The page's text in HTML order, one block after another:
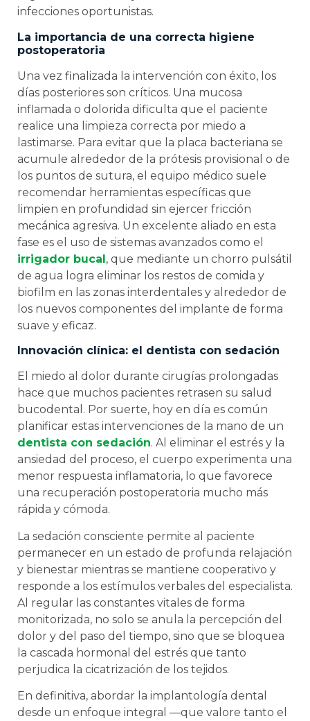
infecciones oportunistas.
La importancia de una correcta higiene
postoperatoria
Una vez finalizada la intervención con éxito, los
días posteriores son críticos. Una mucosa
inflamada o dolorida dificulta que el paciente
realice una limpieza correcta por miedo a
lastimarse. Para evitar que la placa bacteriana se
acumule alrededor de la prótesis provisional o de
los puntos de sutura, el equipo médico suele
recomendar herramientas específicas que
limpien en profundidad sin ejercer fricción
mecánica agresiva. Un excelente aliado en esta
fase es el uso de sistemas avanzados como el
irrigador bucal, que mediante un chorro pulsátil
de agua logra eliminar los restos de comida y
biofilm en las zonas interdentales y alrededor de
los nuevos componentes del implante de forma
suave y eficaz.
Innovación clínica: el dentista con sedación
El miedo al dolor durante cirugías prolongadas
hace que muchos pacientes retrasen su salud
bucodental. Por suerte, hoy en día es común
planificar estas intervenciones de la mano de un
dentista con sedación. Al eliminar el estrés y la
ansiedad del proceso, el cuerpo experimenta una
menor respuesta inflamatoria, lo que favorece
una recuperación postoperatoria mucho más
rápida y cómoda.
La sedación consciente permite al paciente
permanecer en un estado de profunda relajación
y bienestar mientras se mantiene cooperativo y
responde a los estímulos verbales del especialista.
Al regular las constantes vitales de forma
monitorizada, no solo se anula la percepción del
dolor y del paso del tiempo, sino que se bloquea
la cascada hormonal del estrés que tanto
perjudica la cicatrización de los tejidos.
En definitiva, abordar la implantología dental
desde un enfoque integral —que valore tanto el